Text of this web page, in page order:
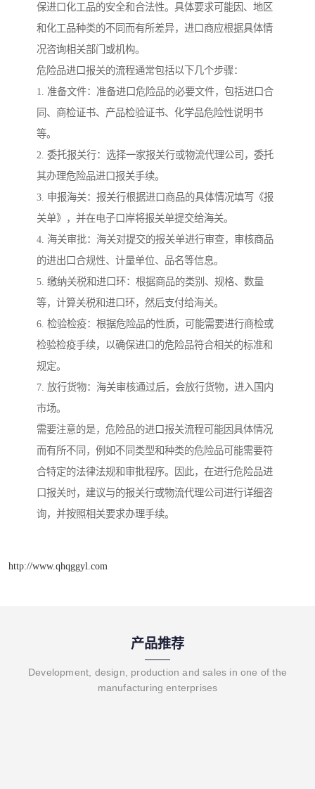
保进口化工品的安全和合法性。具体要求可能因、地区
和化工品种类的不同而有所差异，进口商应根据具体情
况咨询相关部门或机构。
危险品进口报关的流程通常包括以下几个步骤：
1. 准备文件：准备进口危险品的必要文件，包括进口合
同、商检证书、产品检验证书、化学品危险性说明书
等。
2. 委托报关行：选择一家报关行或物流代理公司，委托
其办理危险品进口报关手续。
3. 申报海关：报关行根据进口商品的具体情况填写《报
关单》，并在电子口岸将报关单提交给海关。
4. 海关审批：海关对提交的报关单进行审查，审核商品
的进出口合规性、计量单位、品名等信息。
5. 缴纳关税和进口环：根据商品的类别、规格、数量
等，计算关税和进口环，然后支付给海关。
6. 检验检疫：根据危险品的性质，可能需要进行商检或
检验检疫手续，以确保进口的危险品符合相关的标准和
规定。
7. 放行货物：海关审核通过后，会放行货物，进入国内
市场。
需要注意的是，危险品的进口报关流程可能因具体情况
而有所不同，例如不同类型和种类的危险品可能需要符
合特定的法律法规和审批程序。因此，在进行危险品进
口报关时，建议与的报关行或物流代理公司进行详细咨
询，并按照相关要求办理手续。
http://www.qhqggyl.com
产品推荐
Development, design, production and sales in one of the
manufacturing enterprises